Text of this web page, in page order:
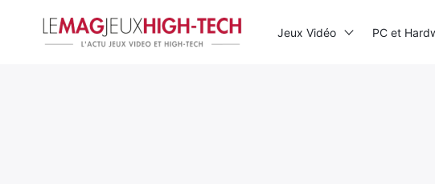
Jeux Vidéo PC et